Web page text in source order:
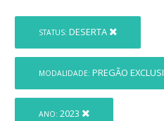
STATUS: DESERTA
MODALIDADE: PREGÃO
ANO: 2023